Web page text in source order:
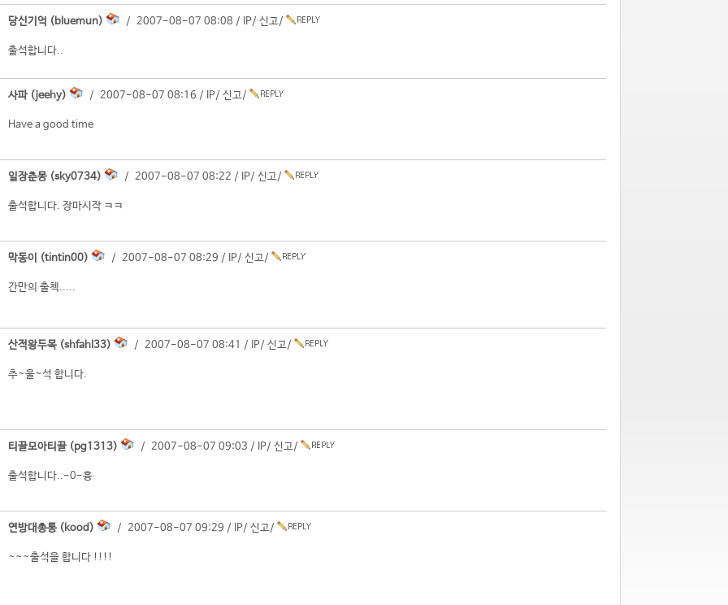
당신기억 (bluemun) / 2007-08-07 08:08 / IP/ 신고/
출석합니다..
사파 (jeehy) / 2007-08-07 08:16 / IP/ 신고/
Have a good time
일장춘몽 (sky0734) / 2007-08-07 08:22 / IP/ 신고/
출석합니다. 장마시작 ㅋㅋ
막동이 (tintin00) / 2007-08-07 08:29 / IP/ 신고/
간만의 출첵.....
산적왕두목 (shfahl33) / 2007-08-07 08:41 / IP/ 신고/
추~울~석 합니다.
티끌모아티끌 (pg1313) / 2007-08-07 09:03 / IP/ 신고/
출석합니다..-0-흉
연방대총통 (kood) / 2007-08-07 09:29 / IP/ 신고/
~~~출석을 합니다 !!!!